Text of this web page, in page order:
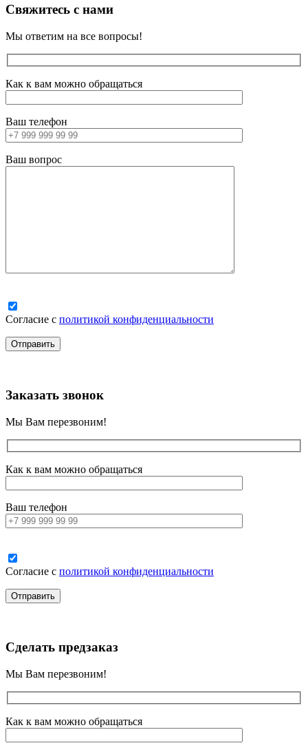
Свяжитесь с нами
Мы ответим на все вопросы!
Как к вам можно обращаться
Ваш телефон
Ваш вопрос
Согласие с политикой конфиденциальности
Заказать звонок
Мы Вам перезвоним!
Как к вам можно обращаться
Ваш телефон
Согласие с политикой конфиденциальности
Сделать предзаказ
Мы Вам перезвоним!
Как к вам можно обращаться